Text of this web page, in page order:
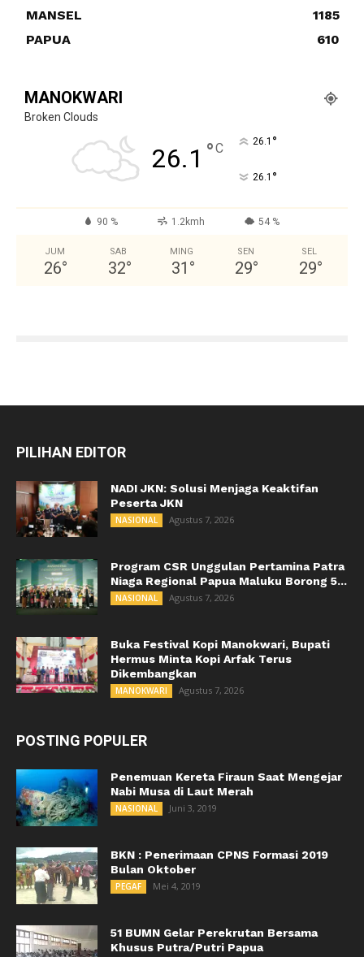
MANSEL
1185
PAPUA
610
MANOKWARI
Broken Clouds
26.1 °C 26.1 °
26.1 °
90 % 1.2kmh 54 %
JUM
26°
SAB
32°
MING
31 °
SEN
29°
SEL
29°
PILIHAN EDITOR
NADI JKN: Solusi Menjaga Keaktifan
Peserta JKN
NASIONAL Agustus 7, 2026
Program CSR Unggulan Pertamina Patra
Niaga Regional Papua Maluku Borong 5...
NASIONAL Agustus 7, 2026
Buka Festival Kopi Manokwari, Bupati
Hermus Minta Kopi Arfak Terus
Dikembangkan
MANOKWARI Agustus 7, 2026
POSTING POPULER
Penemuan Kereta Firaun Saat Mengejar
Nabi Musa di Laut Merah
NASIONAL Juni 3, 2019
BKN : Penerimaan CPNS Formasi 2019
Bulan Oktober
PEGAF Mei 4, 2019
51 BUMN Gelar Perekrutan Bersama
Khusus Putra/Putri Papua